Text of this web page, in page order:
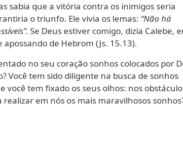
sabia que a vitória contra os inimigos seria
o triunfo. Ele vivia os lemas: “Não há
Se Deus estiver comigo, dizia Calebe,
de Hebrom (Js. 15.13).
no seu coração sonhos colocados por
Você tem sido diligente na busca de sonhos
você tem fixado os seus olhos: nos
em nós os mais maravilhosos